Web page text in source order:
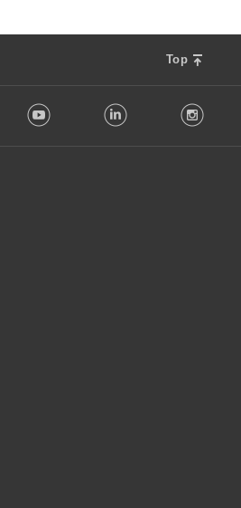
Top
Youtube LinkedIn